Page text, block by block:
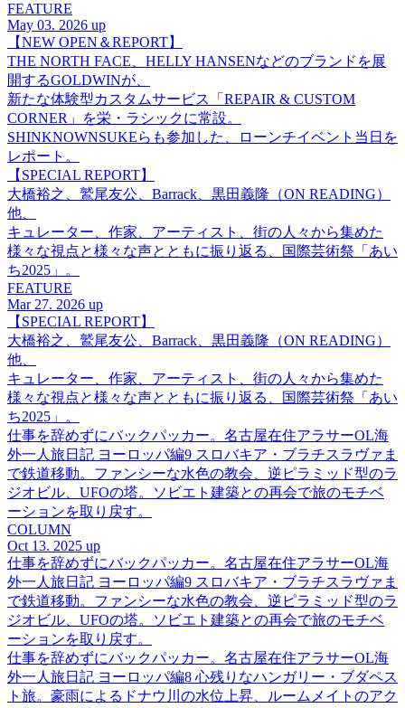
FEATURE
May 03. 2026 up
【NEW OPEN＆REPORT】
THE NORTH FACE、HELLY HANSENなどのブランドを展
開するGOLDWINが、
新たな体験型カスタムサービス「REPAIR & CUSTOM
CORNER」を栄・ラシックに常設。
SHINKNOWNSUKEらも参加した、ローンチイベント当日を
レポート。
【SPECIAL REPORT】
大橋裕之、鷲尾友公、Barrack、黒田義隆（ON READING）
他、
キュレーター、作家、アーティスト、街の人々から集めた
様々な視点と様々な声とともに振り返る、国際芸術祭「あい
ち2025」。
FEATURE
Mar 27. 2026 up
【SPECIAL REPORT】
大橋裕之、鷲尾友公、Barrack、黒田義隆（ON READING）
他、
キュレーター、作家、アーティスト、街の人々から集めた
様々な視点と様々な声とともに振り返る、国際芸術祭「あい
ち2025」。
仕事を辞めずにバックパッカー。名古屋在住アラサーOL海
外一人旅日記 ヨーロッパ編9 スロバキア・ブラチスラヴァま
で鉄道移動。ファンシーな水色の教会、逆ピラミッド型のラ
ジオビル、UFOの塔。ソビエト建築との再会で旅のモチベ
ーションを取り戻す。
COLUMN
Oct 13. 2025 up
仕事を辞めずにバックパッカー。名古屋在住アラサーOL海
外一人旅日記 ヨーロッパ編9 スロバキア・ブラチスラヴァま
で鉄道移動。ファンシーな水色の教会、逆ピラミッド型のラ
ジオビル、UFOの塔。ソビエト建築との再会で旅のモチベ
ーションを取り戻す。
仕事を辞めずにバックパッカー。名古屋在住アラサーOL海
外一人旅日記 ヨーロッパ編8 心残りなハンガリー・ブダペス
ト旅。豪雨によるドナウ川の水位上昇、ルームメイトのアク